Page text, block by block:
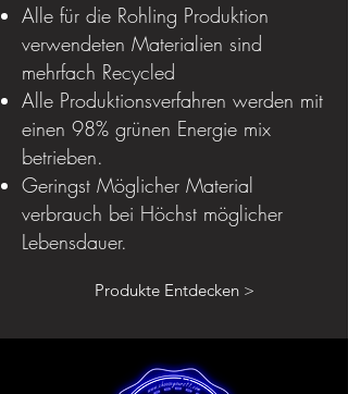
Alle für die Rohling Produktion
verwendeten Materialien sind
mehrfach Recycled
Alle Produktionsverfahren werden mit
einen 98% grünen Energie mix
betrieben.
Geringst Möglicher Material
verbrauch bei Höchst möglicher
Lebensdauer.
Produkte Entdecken >